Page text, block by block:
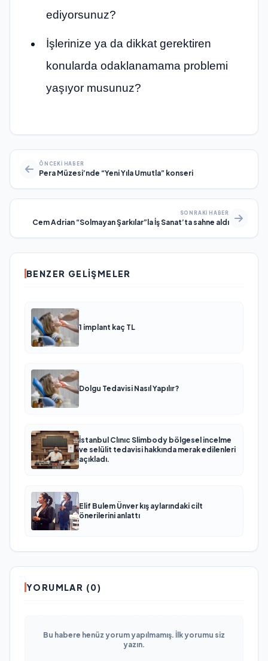
ediyorsunuz?
İşlerinize ya da dikkat gerektiren
konularda odaklanamama problemi
yaşıyor musunuz?
ÖNCEKI HABER
Pera Müzesi’nde “Yeni Yıla Umutla” konseri
SONRAKI HABER
Cem Adrian “Solmayan Şarkılar”la İş Sanat’ta sahne aldı
BENZER GELIŞMELER
1 implant kaç TL
Dolgu Tedavisi Nasıl Yapılır?
İstanbul Clınıc Slimbody bölgesel incelme
ve selülit tedavisi hakkında merak edilenleri
açıkladı.
Elif Bulem Ünver kış aylarındaki cilt
önerilerini anlattı
YORUMLAR (0)
Bu habere henüz yorum yapılmamış. İlk yorumu siz
yazın.